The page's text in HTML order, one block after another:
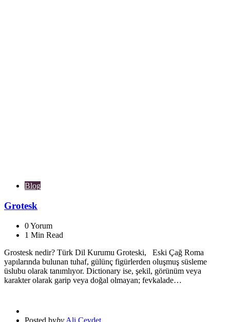
Blog
Grotesk
0Yorum
1 Min Read
Grostesk nedir? Türk Dil Kurumu Groteski, Eski Çağ Roma
yapılarında bulunan tuhaf, gülünç figürlerden oluşmuş süsleme
üslubu olarak tanımlıyor. Dictionary ise, şekil, görünüm veya
karakter olarak garip veya doğal olmayan; fevkalade…
Posted byby Ali Cevdet